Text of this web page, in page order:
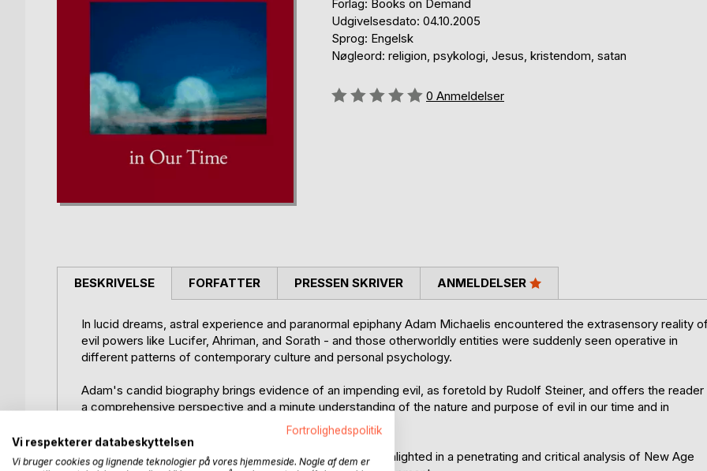
Forlag: Books on Demand
Udgivelsesdato: 04.10.2005
Sprog: Engelsk
Nøgleord: religion, psykologi, Jesus, kristendom, satan
Anmeldelse::
0 Anmeldelser
BESKRIVELSE
In lucid dreams, astral experience and paranormal epiphany Adam Michaelis encountered the extrasensory reality
evil powers like Lucifer, Ahriman, and Sorath - and those otherworldly entities were suddenly seen operative in
different patterns of contemporary culture and personal psychology.
Adam's candid biography brings evidence of an impending evil, as foretold by Rudolf Steiner, and offers the reader
a comprehensive perspective and a minute understanding of the nature and purpose of evil in our time and in
This exceptional material and transformative insight is highlighted in a penetrating and critical analysis of New Age
FORFATTER PRESSEN SKRIVER ANMELDELSER
Fortrolighedspolitik
Vi respekterer databeskyttelsen
Vi bruger cookies og lignende teknologier på vores hjemmeside. Nogle af dem er